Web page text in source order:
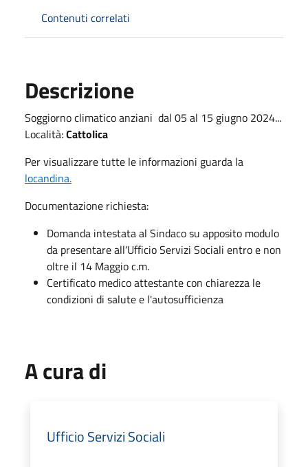
Contenuti correlati
Descrizione
Soggiorno climatico anziani dal 05 al 15 giugno 2024...
Località:Cattolica
Per visualizzare tutte le informazioni guarda la
locandina.
Documentazione richiesta:
Domanda intestata al Sindaco su apposito modulo
da presentare all'Ufficio Servizi Sociali entro e non
oltre il 14 Maggio c.m.
Certificato medico attestante con chiarezza le
condizioni di salute e l'autosufficienza
A cura di
Ufficio Servizi Sociali